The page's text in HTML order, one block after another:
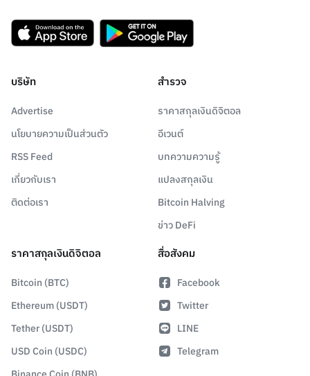
บริษัท
Advertise
นโยบายความเป็นส่วนตัว
RSS Feed
เกี่ยวกับเรา
ติดต่อเรา
สำรวจ
ราคาสกุลเงินดิจิตอล
อีเวนต์
บทความความรู้
แปลงสกุลเงิน
Bitcoin Halving
ข่าว DeFi
ราคาสกุลเงินดิจิตอล
Bitcoin (BTC)
Ethereum (USDT)
Tether (USDT)
USD Coin (USDC)
สื่อสังคม
Facebook
Twitter
LINE
Telegram